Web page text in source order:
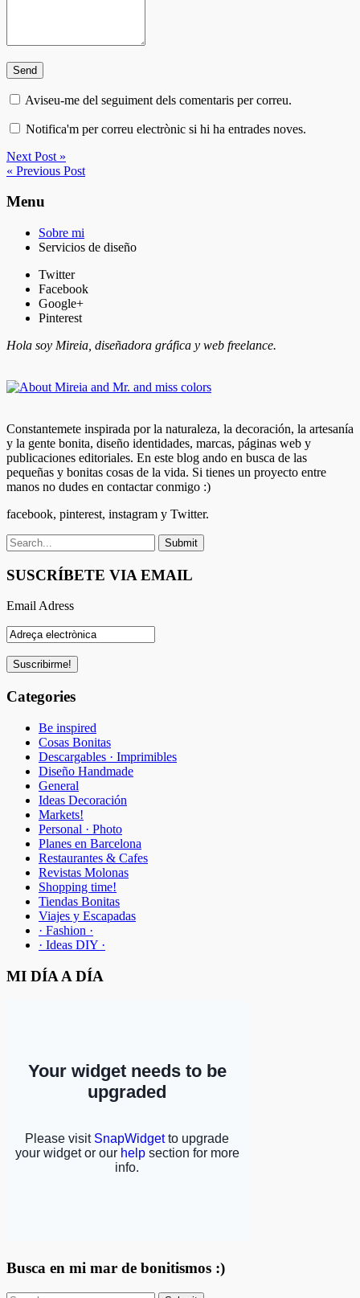
Aviseu-me del seguiment dels comentaris per correu.
Notifica'm per correu electrònic si hi ha entrades noves.
Next Post »
« Previous Post
Menu
Sobre mi
Servicios de diseño
Twitter
Facebook
Google+
Pinterest
Hola soy Mireia, diseñadora gráfica y web freelance.
Constantemete inspirada por la naturaleza, la decoración, la artesanía
y la gente bonita, diseño identidades, marcas, páginas web y
publicaciones editoriales. En este blog ando en busca de las
pequeñas y bonitas cosas de la vida. Si tienes un proyecto entre
manos no dudes en contactar conmigo :)
facebook, pinterest, instagram y Twitter.
SUSCRÍBETE VIA EMAIL
Email Adress
Categories
Be inspired
Cosas Bonitas
Descargables · Imprimibles
Diseño Handmade
General
Ideas Decoración
Markets!
Personal · Photo
Planes en Barcelona
Restaurantes & Cafes
Revistas Molonas
Shopping time!
Tiendas Bonitas
Viajes y Escapadas
· Fashion ·
· Ideas DIY ·
MI DÍA A DÍA
Busca en mi mar de bonitismos :)